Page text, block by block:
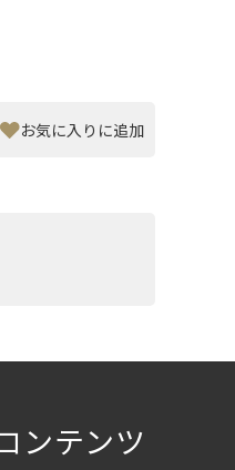
お気に入りに追加
ンテンツ